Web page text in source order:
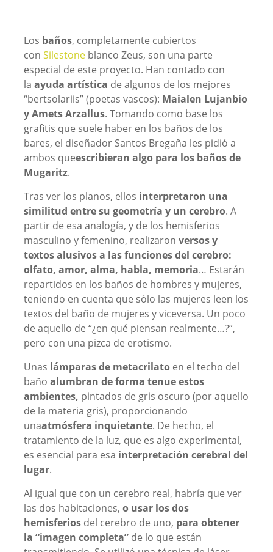
Los baños, completamente cubiertos
con Silestoneblanco Zeus, son una parte
especial de este proyecto. Han contado con
la ayuda artística de algunos de los mejores
“bertsolariis” (poetas vascos): Maialen Lujanbio
y Amets Arzallus. Tomando como base los
grafitis que suele haber en los baños de los
bares, el diseñador Santos Bregaña les pidió a
ambos queescribieran algo para los baños de
Mugaritz.
Tras ver los planos, ellos interpretaron una
similitud entre su geometría y un cerebro. A
partir de esa analogía, y de los hemisferios
masculino y femenino, realizaron versos y
textos alusivos a las funciones del cerebro:
olfato, amor, alma, habla, memoria… Estarán
repartidos en los baños de hombres y mujeres,
teniendo en cuenta que sólo las mujeres leen los
textos del baño de mujeres y viceversa. Un poco
de aquello de “¿en qué piensan realmente…?”,
pero con una pizca de erotismo.
Unas lámparas de metacrilatoen el techo del
baño alumbran de forma tenue estos
ambientes, pintados de gris oscuro (por aquello
de la materia gris), proporcionando
unaatmósfera inquietante. De hecho, el
tratamiento de la luz, que es algo experimental,
es esencial para esa interpretación cerebral del
lugar.
Al igual que con un cerebro real, habría que ver
las dos habitaciones, o usar los dos
hemisferiosdel cerebro de uno, para obtener
la “imagen completa”de lo que están